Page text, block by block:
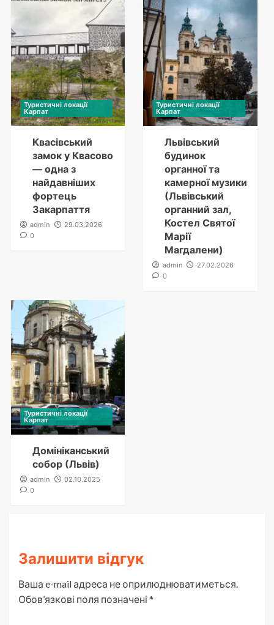
Туристичні локації
Карпат
Квасівський
замок у Квасово
— одна з
найдавніших
фортець
Закарпаття
admin
29.03.2026
0
Туристичні локації
Карпат
Львівський
будинок
органної та
камерної музики
(Львівський
органний зал,
Костел Святої
Марії
Магдалени)
admin
27.02.2026
0
Туристичні локації
Карпат
Домініканський
собор (Львів)
admin
02.10.2025
0
Залишити відгук
Ваша e-mail адреса не оприлюднюватиметься.
Обов’язкові поля позначені *